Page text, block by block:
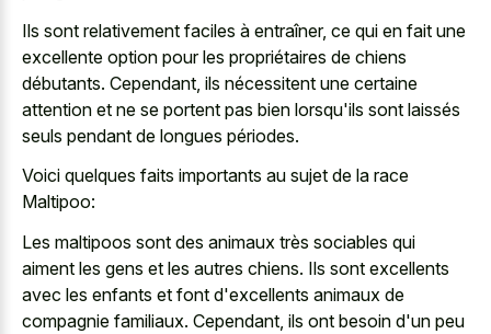
Ils sont relativement faciles à entraîner, ce qui en fait une
excellente option pour les propriétaires de chiens
débutants. Cependant, ils nécessitent une certaine
attention et ne se portent pas bien lorsqu'ils sont laissés
seuls pendant de longues périodes.
Voici quelques faits importants au sujet de la race
Maltipoo:
Les maltipoos sont des animaux très sociables qui
aiment les gens et les autres chiens. Ils sont excellents
avec les enfants et font d'excellents animaux de
compagnie familiaux. Cependant, ils ont besoin d'un peu